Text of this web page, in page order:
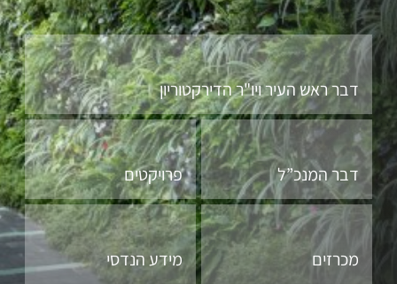
דבר ראש העיר ויו"ר הדירקטוריון
דבר המנכ”ל פרויקטים
מכרזים מידע הנדסי